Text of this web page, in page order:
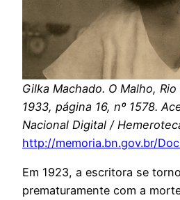
Gilka Machado. O Malho,
1933, página 16, nº 1578.
Nacional Digital /
http://memoria.bn.gov.br/
Em 1923, a escritora se
prematuramente com a